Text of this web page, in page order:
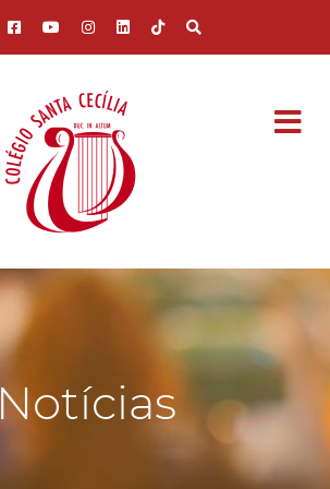
Notícias